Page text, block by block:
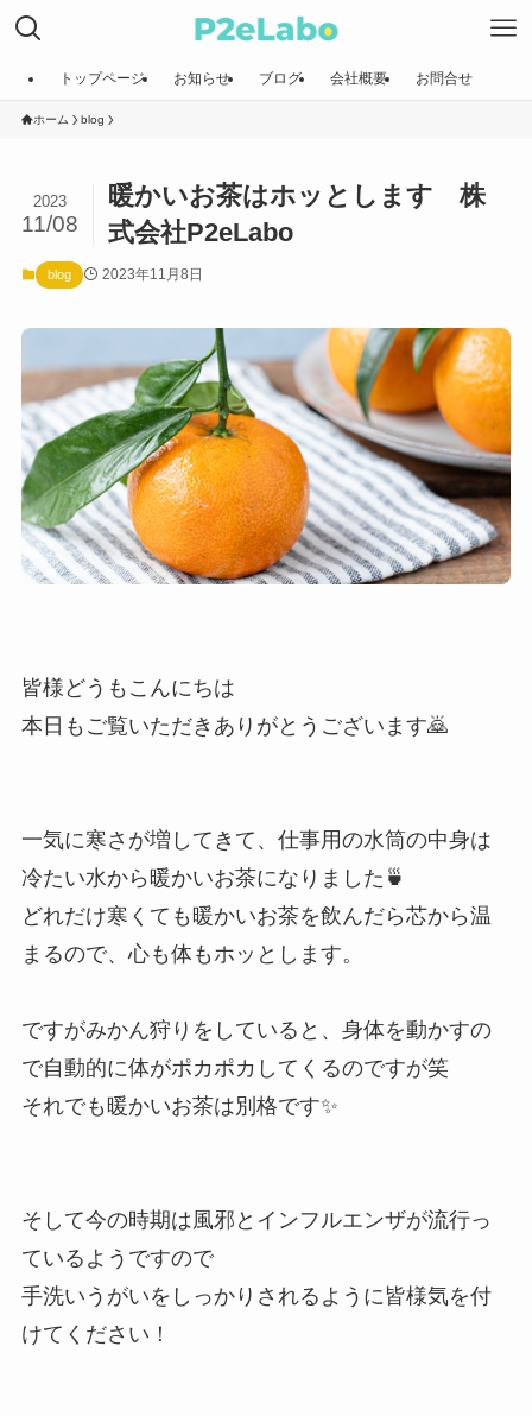
トップページ お知らせ ブログ 会社概要 お問合せ
ホーム blog
暖かいお茶はホッとします 株
式会社P2eLabo
2023
11/08
blog 2023年11月8日
皆様どうもこんにちは
本日もご覧いただきありがとうございます🙇
一気に寒さが増してきて、仕事用の水筒の中身は
冷たい水から暖かいお茶になりました🍵
どれだけ寒くても暖かいお茶を飲んだら芯から温
まるので、心も体もホッとします。
ですがみかん狩りをしていると、身体を動かすの
で自動的に体がポカポカしてくるのですが笑
それでも暖かいお茶は別格です✨
そして今の時期は風邪とインフルエンザが流行っ
ているようですので
手洗いうがいをしっかりされるように皆様気を付
けてください！